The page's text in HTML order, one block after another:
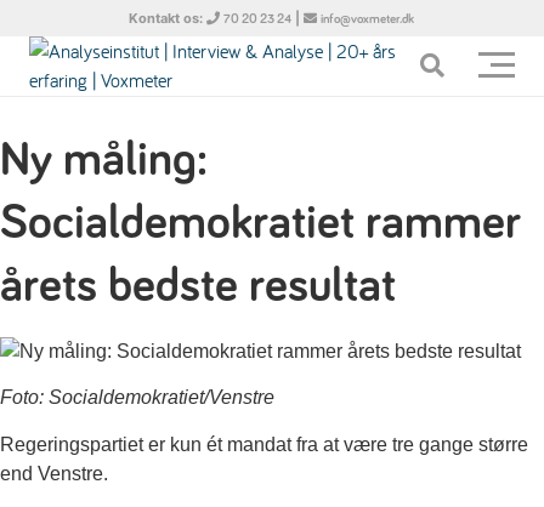
Kontakt os: 70 20 23 24 | info@voxmeter.dk
Ny måling:
Socialdemokratiet rammer
årets bedste resultat
Foto: Socialdemokratiet/Venstre
Regeringspartiet er kun ét mandat fra at være tre gange større
end Venstre.